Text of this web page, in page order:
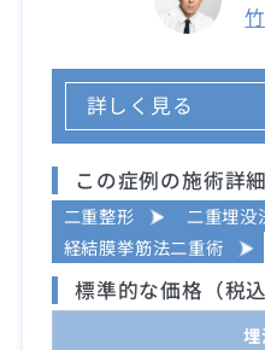
詳しく見る
この症例の施術詳細
二重整形
二重埋没
経結膜挙筋法二重術
標準的な価格（税込
埋